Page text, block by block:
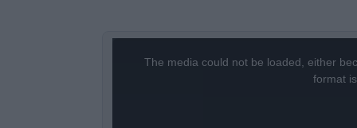
The media could not be loaded, either
format